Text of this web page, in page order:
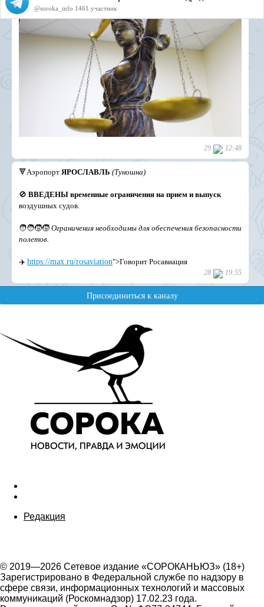
Редакция
© 2019—2026 Сетевое издание «СОРОКАНЬЮЗ» (18+)
Зарегистрировано в Федеральной службе по надзору в
сфере связи, информационных технологий и массовых
коммуникаций (Роскомнадзор) 17.02.23 года.